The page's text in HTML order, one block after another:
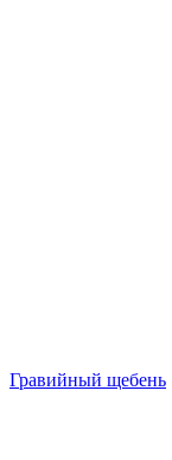
Гравийный щебень